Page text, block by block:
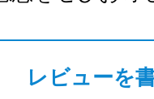
レビューを